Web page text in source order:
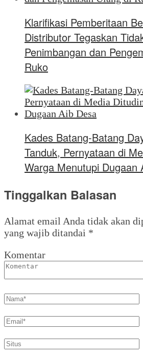
Klarifikasi Pemberitaan
Distributor Tegaskan
Penimbangan dan
Ruko
Kades Batang-Batang
Tanduk, Pernyataan di
Warga Menutupi Dugaan
Tinggalkan Balasan
Alamat email Anda tidak akan
yang wajib ditandai *
Komentar